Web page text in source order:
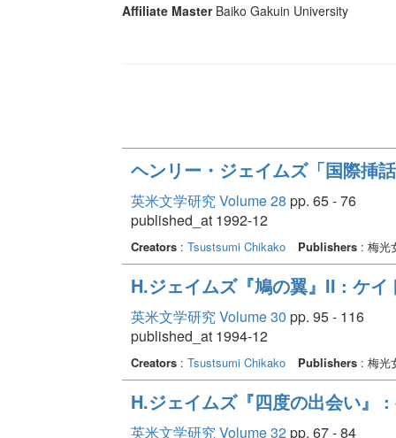
Affiliate Master Baiko Gakuin University
ヘンリー・ジェイムズ「国際挿
英米文学研究 Volume 28 pp. 65 - 76
published_at 1992-12
Creators: Tsustsumi Chikako Publishers: 梅光
H.ジェイムズ『鳩の翼』II : ケイ
英米文学研究 Volume 30 pp. 95 - 116
published_at 1994-12
Creators: Tsustsumi Chikako Publishers: 梅光
H.ジェイムズ『四度の出会い』
英米文学研究 Volume 32pp. 67 - 84